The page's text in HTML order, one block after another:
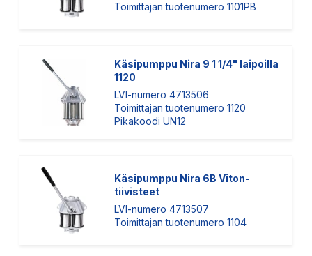
Toimittajan tuotenumero 1101PB
Käsipumppu Nira 9 1 1/4" laipoilla
1120
LVI-numero 4713506
Toimittajan tuotenumero 1120
Pikakoodi UN12
Käsipumppu Nira 6B Viton-
tiivisteet
LVI-numero 4713507
Toimittajan tuotenumero 1104